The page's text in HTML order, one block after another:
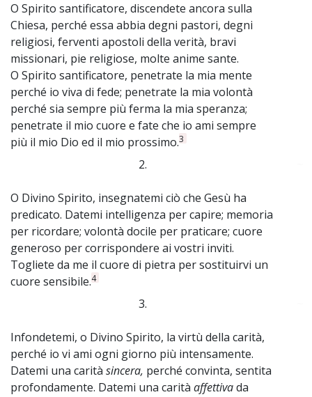
O Spirito santificatore, discendete ancora sulla
Chiesa, perché essa abbia degni pastori, degni
religiosi, ferventi apostoli della verità, bravi
missionari, pie religiose, molte anime sante.
O Spirito santificatore, penetrate la mia mente
perché io viva di fede; penetrate la mia volontà
perché sia sempre più ferma la mia speranza;
penetrate il mio cuore e fate che io ami sempre
più il mio Dio ed il mio prossimo.3
2.
O Divino Spirito, insegnatemi ciò che Gesù ha
predicato. Datemi intelligenza per capire; memoria
per ricordare; volontà docile per praticare; cuore
generoso per corrispondere ai vostri inviti.
Togliete da me il cuore di pietra per sostituirvi un
cuore sensibile.4
3.
Infondetemi, o Divino Spirito, la virtù della carità,
perché io vi ami ogni giorno più intensamente.
Datemi una carità sincera, perché convinta, sentita
profondamente. Datemi una carità affettivada